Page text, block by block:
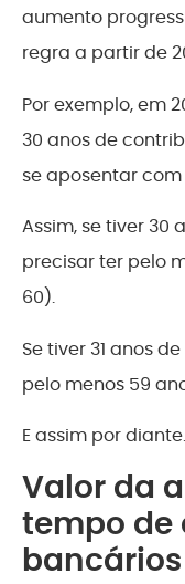
aumento
regra a partir de
Por exemplo, em
30 anos de
se aposentar
Assim, se tiver 30
precisar ter pelo
60).
Se tiver 31 anos
pelo menos 59
E assim por diante.
Valor da
tempo
bancários